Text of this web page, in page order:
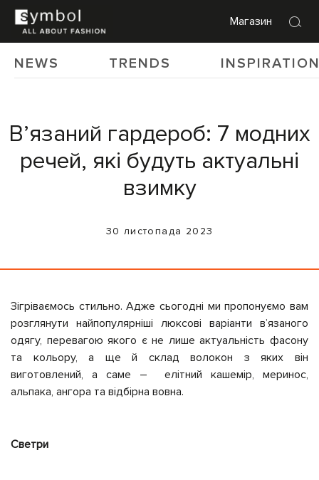
Магазин
NEWS TRENDS
Вʼязаний гардероб: 7 модних
речей, які будуть актуальні
взимку
30 листопада 2023
Зігріваємось стильно. Адже сьогодні ми пропонуємо вам
розглянути найпопулярніші люксові варіанти вʼязаного
одягу, перевагою якого є не лише актуальність фасону
та кольору, а ще й склад волокон з яких він
виготовлений, а саме – елітний кашемір, меринос,
альпака, ангора та відбірна вовна.
Светри